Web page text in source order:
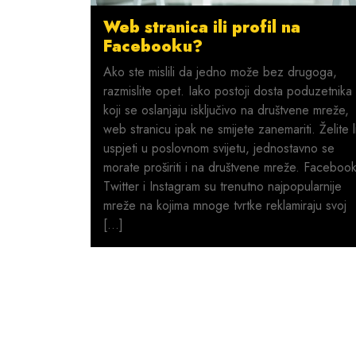
Web stranica ili profil na
Facebooku?
Ako ste mislili da jedno može bez drugoga,
razmislite opet. Iako postoji dosta poduzetnika
koji se oslanjaju isključivo na društvene mreže,
web stranicu ipak ne smijete zanemariti. Želite
uspjeti u poslovnom svijetu, jednostavno se
morate proširiti i na društvene mreže.
Twitter i Instagram su trenutno najpopularnije
mreže na kojima mnoge tvrtke reklamiraju svoj
[…]